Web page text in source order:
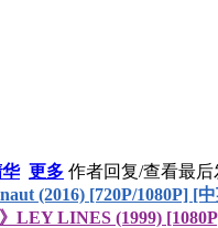
更多 作者回复/查看最后
(2016) [720P/1080P] [
LEY LINES (1999)